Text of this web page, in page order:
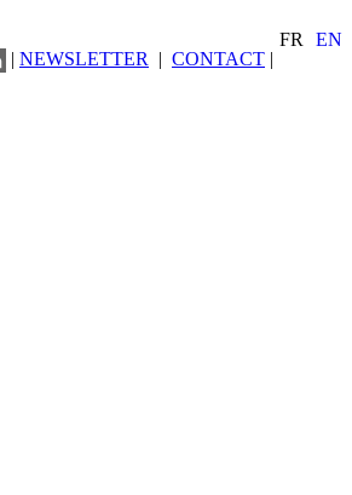
FR
EN
| NEWSLETTER | CONTACT |